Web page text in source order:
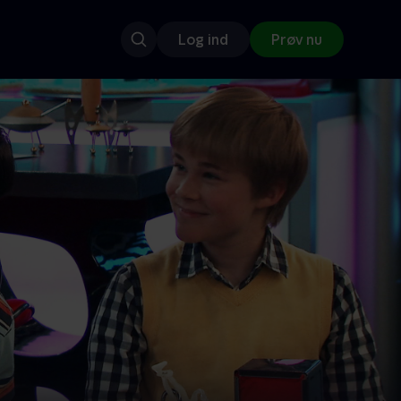
Log ind Prøv nu